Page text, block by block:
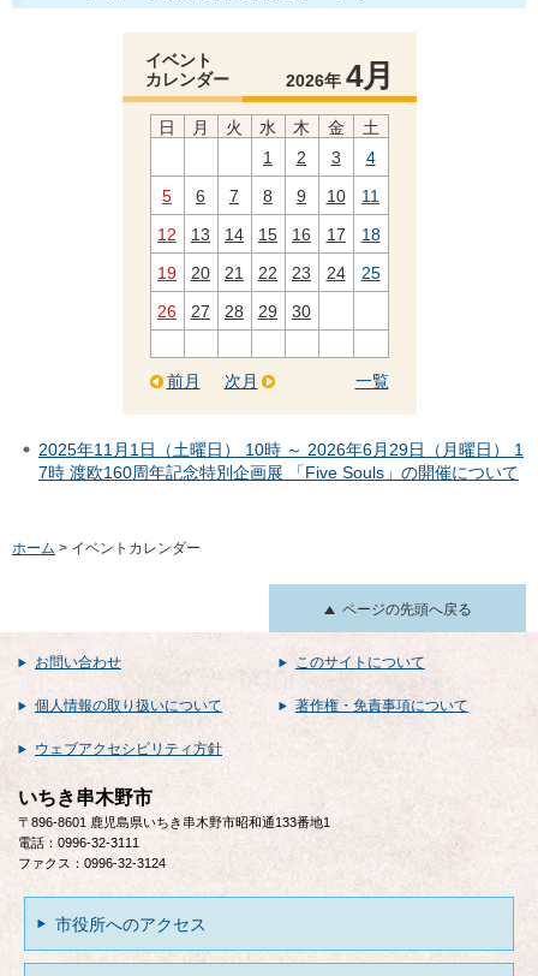
イベント
カレンダー
2026年 4月
日 月 火 水 木 金
土
1
2 3
4
5
6 7 8 9 10
11
12
13 14 15 16 17
18
19
20 21 22 23 24
25
26
27 28 29 30
前月 一覧
次月
2025年11月1日（土曜日） 10時 ～ 2026年6月29日（月曜日） 1
7時 渡欧160周年記念特別企画展 「Five Souls」の開催について
ホーム > イベントカレンダー
ページの先頭へ戻る
お問い合わせ このサイトについて
個人情報の取り扱いについて 著作権・免責事項について
ウェブアクセシビリティ方針
いちき串木野市
〒896-8601 鹿児島県いちき串木野市昭和通133番地1
電話：0996-32-3111
ファクス：0996-32-3124
市役所へのアクセス